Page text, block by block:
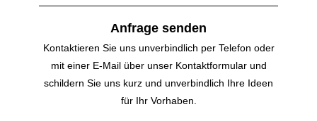
Anfrage senden
Kontaktieren Sie uns unverbindlich per Telefon oder
mit einer E-Mail über unser Kontakt­formular und
schildern Sie uns kurz und unverbindlich Ihre Ideen
für Ihr Vorhaben.